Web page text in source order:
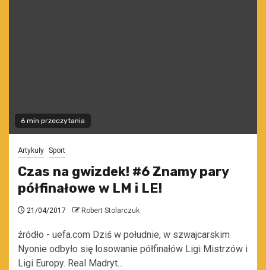
6 min przeczytania
Artykuły Sport
Czas na gwizdek! #6 Znamy pary
półfinałowe w LM i LE!
21/04/2017 Robert Stolarczuk
źródło - uefa.com Dziś w południe, w szwajcarskim
Nyonie odbyło się losowanie półfinałów Ligi Mistrzów i
Ligi Europy. Real Madryt...